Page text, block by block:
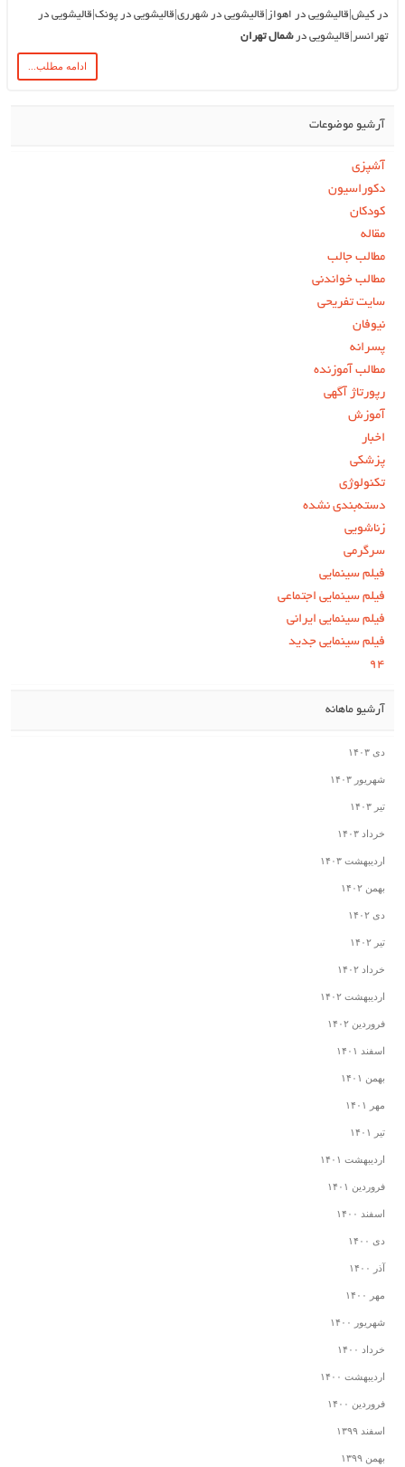
در کیش|قالیشویی در اهواز|قالیشویی در شهرری|قالیشویی در پونک|قالیشویی در
تهرانسر|قالیشویی درشمال تهران
ادامه مطلب...
آرشیو موضوعات
آشپزی
دکوراسیون
کودکان
مقاله
مطالب جالب
مطالب خواندنی
سایت تفریحی
نیوفان
پسرانه
مطالب آموزنده
رپورتاژ آگهی
آموزش
اخبار
پزشکی
تکنولوژی
دسته‌بندی نشده
زناشویی
سرگرمی
فیلم سینمایی
فیلم سینمایی اجتماعی
فیلم سینمایی ایرانی
فیلم سینمایی جدید
۹۴
آرشیو ماهانه
دی ۱۴۰۳
شهریور ۱۴۰۳
تیر ۱۴۰۳
خرداد ۱۴۰۳
اردیبهشت ۱۴۰۳
بهمن ۱۴۰۲
دی ۱۴۰۲
تیر ۱۴۰۲
خرداد ۱۴۰۲
اردیبهشت ۱۴۰۲
فروردین ۱۴۰۲
اسفند ۱۴۰۱
بهمن ۱۴۰۱
مهر ۱۴۰۱
تیر ۱۴۰۱
اردیبهشت ۱۴۰۱
فروردین ۱۴۰۱
اسفند ۱۴۰۰
دی ۱۴۰۰
آذر ۱۴۰۰
مهر ۱۴۰۰
شهریور ۱۴۰۰
خرداد ۱۴۰۰
اردیبهشت ۱۴۰۰
فروردین ۱۴۰۰
اسفند ۱۳۹۹
بهمن ۱۳۹۹